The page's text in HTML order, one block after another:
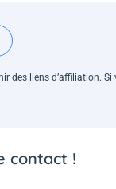
des liens d’affiliation.
contact !